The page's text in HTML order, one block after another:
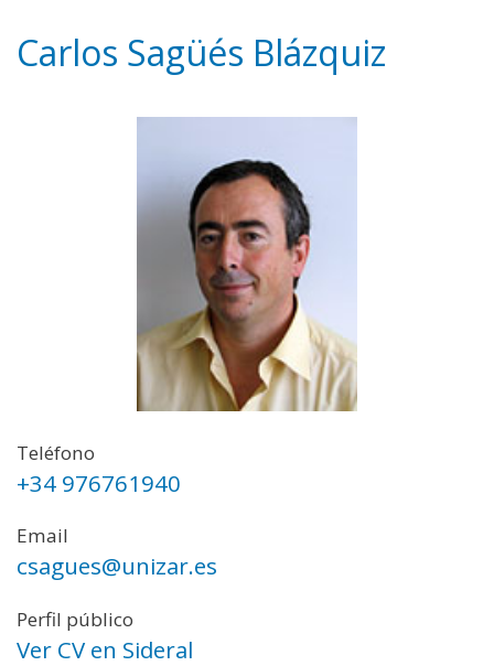
Carlos Sagüés Blázquiz
Teléfono
+34 976761940
Email
csagues@unizar.es
Perfil público
Ver CV en Sideral